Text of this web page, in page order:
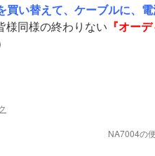
買い替えて、ケーブルに、
様同様の終わりない 『オー
NA7004の